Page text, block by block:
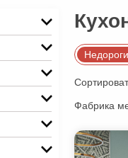
Фабрика